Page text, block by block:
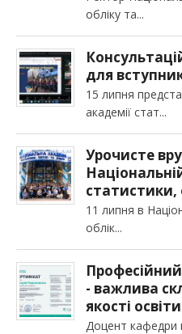
обліку та
для
15 липня
академії стат
Урочисте
статистики,
11 липня в
облік
- важлива
якості освіти
Доцент кафедри